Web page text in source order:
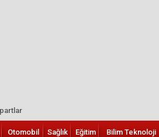
Otomobil Sağlık Eğitim Bilim Teknoloji